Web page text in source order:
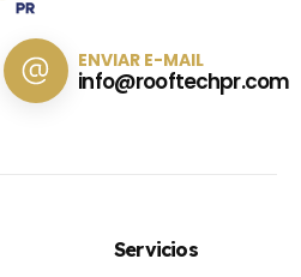
ENVIAR E-MAIL
info@rooftechpr.com
Servicios